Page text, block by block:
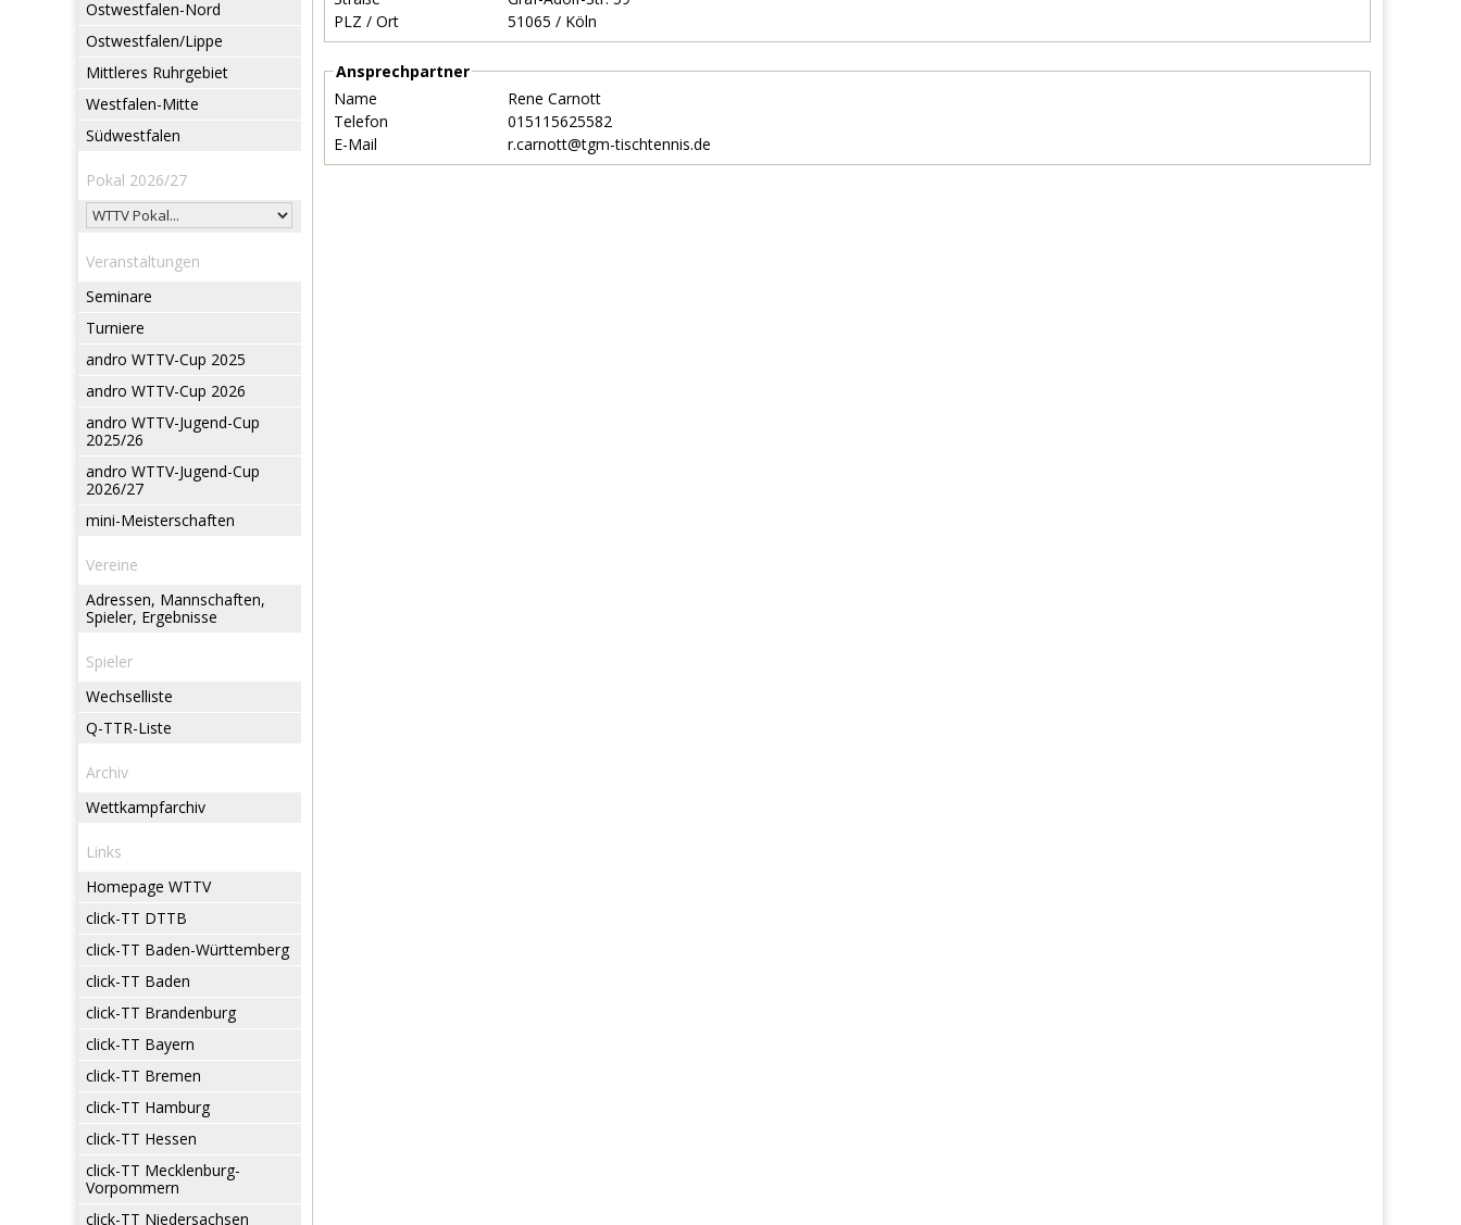
Ostwestfalen-Nord
Ostwestfalen/Lippe
Mittleres Ruhrgebiet
Westfalen-Mitte
Südwestfalen
Pokal 2026/27
Veranstaltungen
Seminare
Turniere
andro WTTV-Cup 2025
andro WTTV-Cup 2026
andro WTTV-Jugend-Cup
2025/26
andro WTTV-Jugend-Cup
2026/27
mini-Meisterschaften
Vereine
Adressen, Mannschaften,
Spieler, Ergebnisse
Spieler
Wechselliste
Q-TTR-Liste
Archiv
Wettkampfarchiv
Links
Homepage WTTV
click-TT DTTB
click-TT Baden-Württemberg
click-TT Baden
click-TT Brandenburg
click-TT Bayern
click-TT Bremen
click-TT Hamburg
click-TT Hessen
click-TT Mecklenburg-
Vorpommern
click-TT Niedersachsen
PLZ / Ort
51065 / Köln
Ansprechpartner
Name
Rene Carnott
Telefon
015115625582
E-Mail
r.carnott@tgm-tischtennis.de